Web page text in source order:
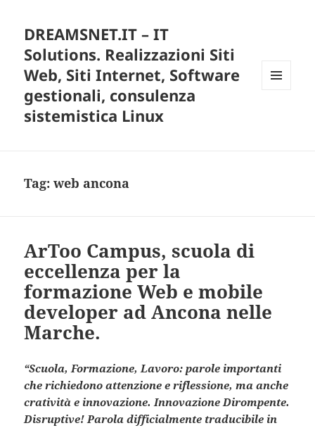
DREAMSNET.IT – IT
Solutions. Realizzazioni Siti
Web, Siti Internet, Software
gestionali, consulenza
sistemistica Linux
Tag:web ancona
ArToo Campus, scuola di
eccellenza per la
formazione Web e mobile
developer ad Ancona nelle
Marche.
“Scuola, Formazione, Lavoro: parole importanti
che richiedono attenzione e riflessione, ma anche
cratività e innovazione. Innovazione Dirompente.
Disruptive! Parola difficialmente traducibile in